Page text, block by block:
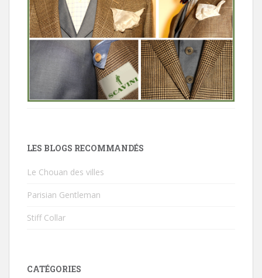
LES BLOGS RECOMMANDÉS
Le Chouan des villes
Parisian Gentleman
Stiff Collar
CATÉGORIES